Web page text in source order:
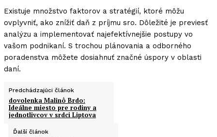
Existuje množstvo faktorov a stratégií, ktoré môžu
ovplyvniť, ako znížiť daň z príjmu sro. Dôležité je previesť
analýzu a implementovať najefektívnejšie postupy vo
vašom podnikaní. S trochou plánovania a odborného
poradenstva môžete dosiahnuť značné úspory v oblasti
daní.
Predchádzajúci článok
dovolenka Malinô Brdo:
Ideálne miesto pre rodiny a
jednotlivcov v srdci Liptova
Ďalší článok